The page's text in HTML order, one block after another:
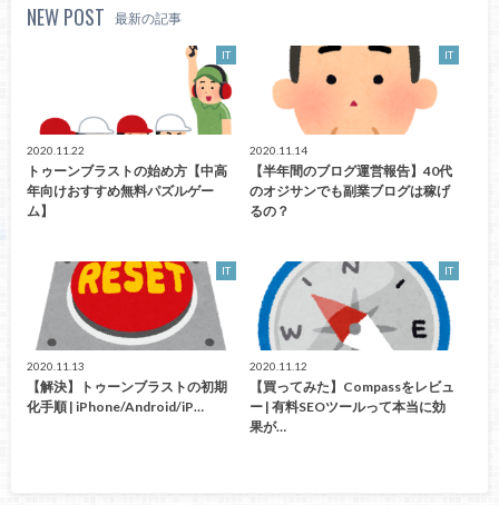
NEW POST 最新の記事
IT
2020.11.22
トゥーンブラストの始め方【中高
年向けおすすめ無料パズルゲー
ム】
IT
2020.11.14
【半年間のブログ運営報告】40代
のオジサンでも副業ブログは稼げ
るの？
IT
2020.11.13
【解決】トゥーンブラストの初期
化手順 | iPhone/Android/iP…
IT
2020.11.12
【買ってみた】Compassをレビュ
ー | 有料SEOツールって本当に効
果が…